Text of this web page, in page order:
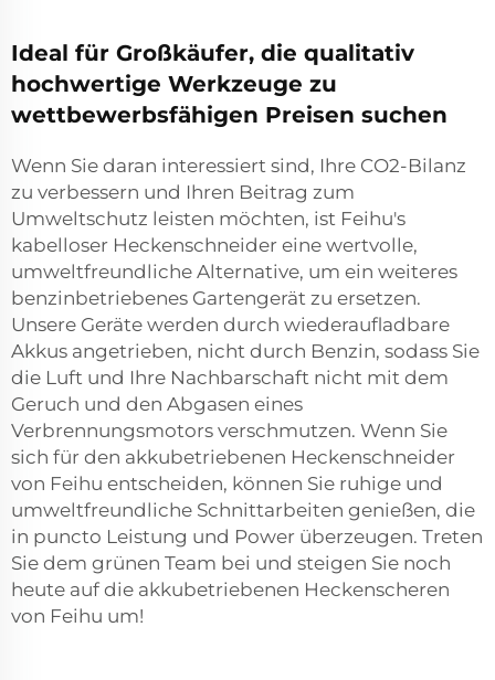
Ideal für Großkäufer, die qualitativ
hochwertige Werkzeuge zu
wettbewerbsfähigen Preisen suchen
Wenn Sie daran interessiert sind, Ihre CO2-Bilanz
zu verbessern und Ihren Beitrag zum
Umweltschutz leisten möchten, ist Feihu's
kabelloser Heckenschneider eine wertvolle,
umweltfreundliche Alternative, um ein weiteres
benzinbetriebenes Gartengerät zu ersetzen.
Unsere Geräte werden durch wiederaufladbare
Akkus angetrieben, nicht durch Benzin, sodass Sie
die Luft und Ihre Nachbarschaft nicht mit dem
Geruch und den Abgasen eines
Verbrennungsmotors verschmutzen. Wenn Sie
sich für den akkubetriebenen Heckenschneider
von Feihu entscheiden, können Sie ruhige und
umweltfreundliche Schnittarbeiten genießen, die
in puncto Leistung und Power überzeugen. Treten
Sie dem grünen Team bei und steigen Sie noch
heute auf die akkubetriebenen Heckenscheren
von Feihu um!